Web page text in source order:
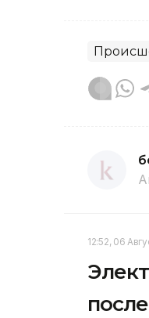
12:52, 06